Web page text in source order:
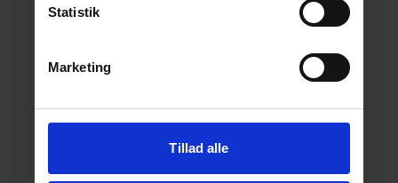
Statistik
Marketing
Tillad alle
110 mm Wavin PP kloakrør SN4 3,0 m, EN13476
Varenr. 10196878
Pakkeinfo. STK.